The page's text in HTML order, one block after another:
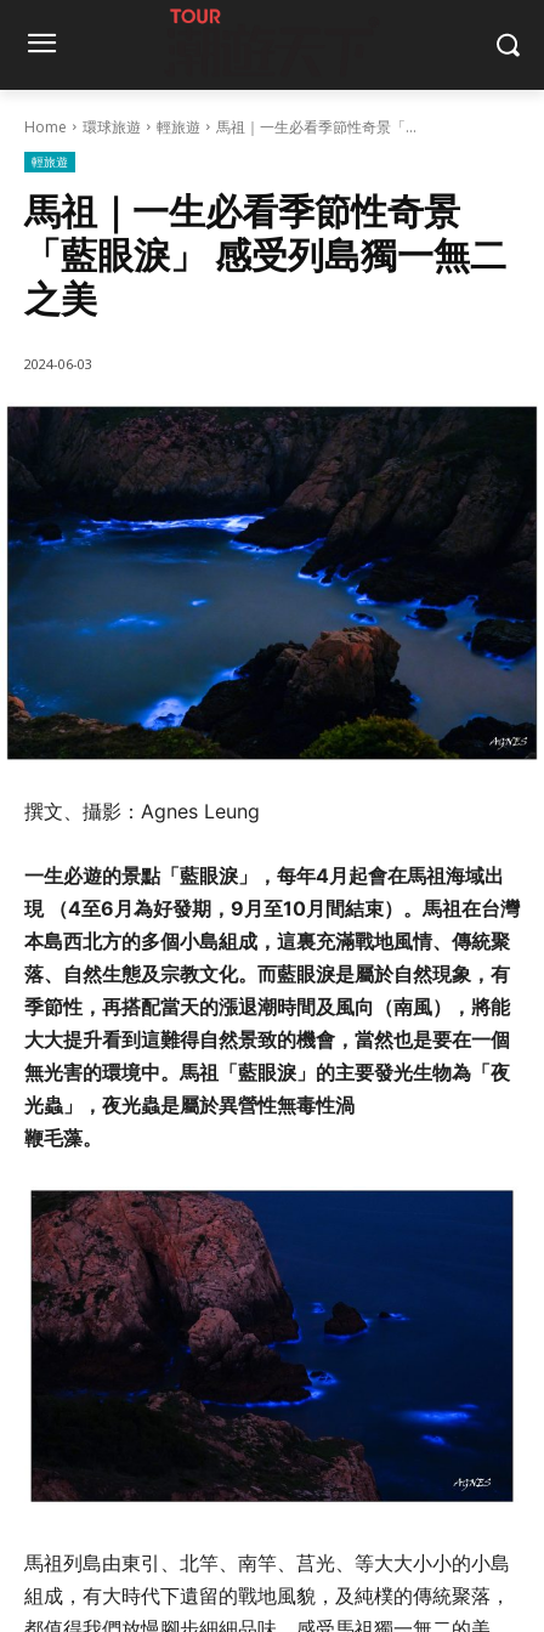
Home 環球旅遊 輕旅遊 馬祖｜一生必看季節性奇景「...
輕旅遊
馬祖｜一生必看季節性奇景
「藍眼淚」 感受列島獨一無二
之美
2024-06-03
撰文、攝影：Agnes Leung
一生必遊的景點「藍眼淚」，每年4月起會在馬祖海域出
現 （4至6月為好發期，9月至10月間結束）。馬祖在台灣
本島西北方的多個小島組成，這裏充滿戰地風情、傳統聚
落、自然生態及宗教文化。而藍眼淚是屬於自然現象，有
季節性，再搭配當天的漲退潮時間及風向（南風），將能
大大提升看到這難得自然景致的機會，當然也是要在一個
無光害的環境中。馬祖「藍眼淚」的主要發光生物為「夜
光蟲」，夜光蟲是屬於異營性無毒性渦
鞭毛藻。
馬祖列島由東引、北竿、南竿、莒光、等大大小小的小島
組成，有大時代下遺留的戰地風貌，及純樸的傳統聚落，